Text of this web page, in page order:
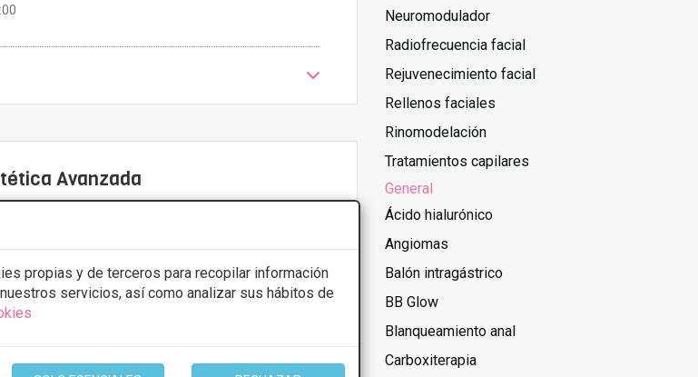
propias y de terceros para recopilar información
servicios, así como analizar sus hábitos de
Avanzada
Madrid, Madrid
Desde 1500€
Neuromodulador
Radiofrecuencia facial
Rejuvenecimiento facial
Rellenos faciales
Rinomodelación
Tratamientos capilares
General
Ácido hialurónico
Angiomas
Balón intragástrico
BB Glow
Blanqueamiento anal
Carboxiterapia